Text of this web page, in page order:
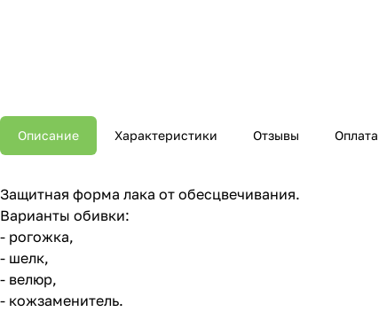
Описание Характеристики Отзывы Оплата
Защитная форма лака от обесцвечивания.
Варианты обивки:
- рогожка,
- шелк,
- велюр,
- кожзаменитель.